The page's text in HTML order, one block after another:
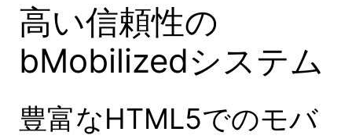
高い信頼性の
bMobilizedシステム
豊富なHTML5でのモバ